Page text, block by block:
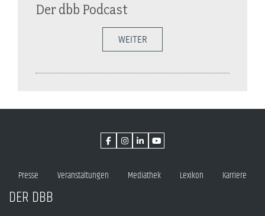
Der dbb Podcast
WEITER
Presse Veranstaltungen Mediathek Lexikon Karriere
DER DBB